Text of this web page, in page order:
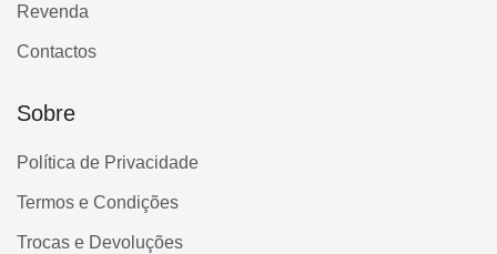
Revenda
Contactos
Sobre
Política de Privacidade
Termos e Condições
Trocas e Devoluções